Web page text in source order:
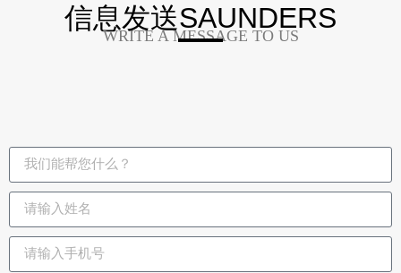
信息发送SAUNDERS
WRITE A MESSAGE TO US